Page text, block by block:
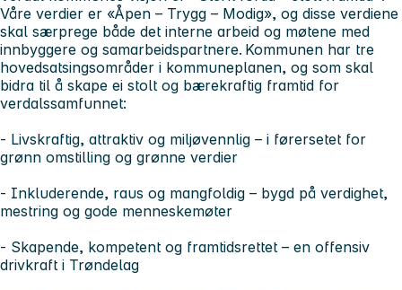
Våre verdier er «Åpen – Trygg – Modig», og disse verdiene
skal særprege både det interne arbeid og møtene med
innbyggere og samarbeidspartnere. Kommunen har tre
hovedsatsingsområder i kommuneplanen, og som skal
bidra til å skape ei stolt og bærekraftig framtid for
verdalssamfunnet:
- Livskraftig, attraktiv og miljøvennlig – i førersetet for
grønn omstilling og grønne verdier
- Inkluderende, raus og mangfoldig – bygd på verdighet,
mestring og gode menneskemøter
- Skapende, kompetent og framtidsrettet – en offensiv
drivkraft i Trøndelag